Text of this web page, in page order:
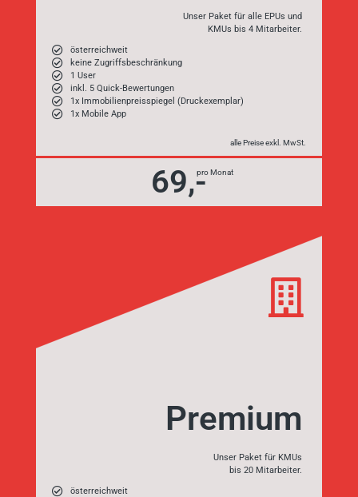
Unser Paket für alle EPUs und
KMUs bis 4 Mitarbeiter.
österreichweit
keine Zugriffsbeschränkung
1 User
inkl. 5 Quick-Bewertungen
1x Immobilienpreisspiegel (Druckexemplar)
1x Mobile App
alle Preise exkl. MwSt.
69,-pro Monat
Premium
Unser Paket für KMUs
bis 20 Mitarbeiter.
österreichweit